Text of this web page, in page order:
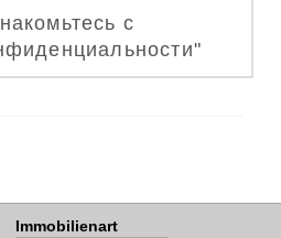
с
Immobilienart